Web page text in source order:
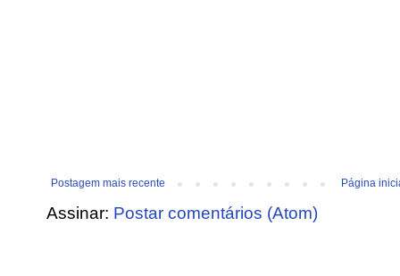
Postagem mais recente Página
Assinar: Postar comentários (Atom)